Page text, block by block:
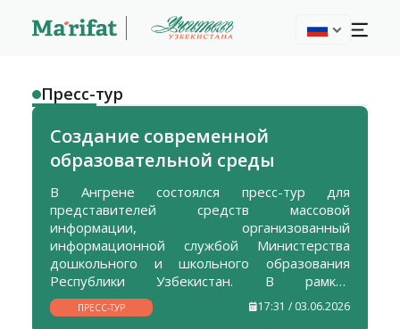
Пресс-тур
Создание современной
образовательной среды
В Ангрене состоялся пресс-тур для
представителей средств массовой
информации, организованный
информационной службой Министерства
дошкольного и школьного образования
Республики Узбекистан. В рамках
мероприятия журналисты ознакомились с
деятельностью общеобразовательных школ,
ПРЕСС-ТУР 17:31 / 03.06.2026